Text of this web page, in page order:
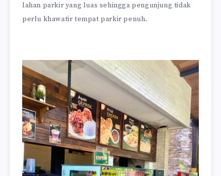
lahan parkir yang luas sehingga pengunjung tidak
perlu khawatir tempat parkir penuh.